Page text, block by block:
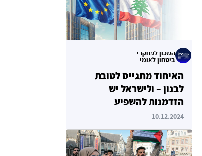
המכון למחקרי
ביטחון לאומי
האיחוד מתגייס לטובת
לבנון – ולישראל יש
הזדמנות להשפיע
10.12.2024